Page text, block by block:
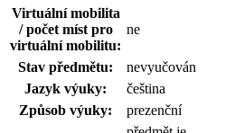
Virtuální mobilita
/ počet míst pro
virtuální mobilitu:
ne
Stav předmětu:
nevyučován
Jazyk výuky:
čeština
Způsob výuky:
prezenční